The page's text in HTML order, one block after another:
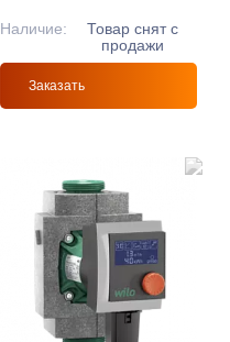
Наличие:
Товар снят с
продажи
Заказать